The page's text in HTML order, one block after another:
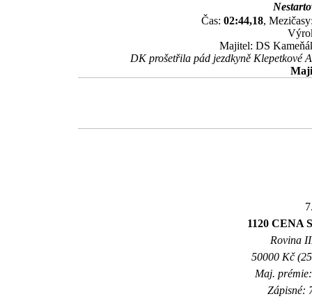
Čas: 02:44,18,
Majitel: DS
DK prošetřila pád jezdkyně Klepetkové
1120 CENA
Rovina
50000 Kč
Maj.
Zápisné: